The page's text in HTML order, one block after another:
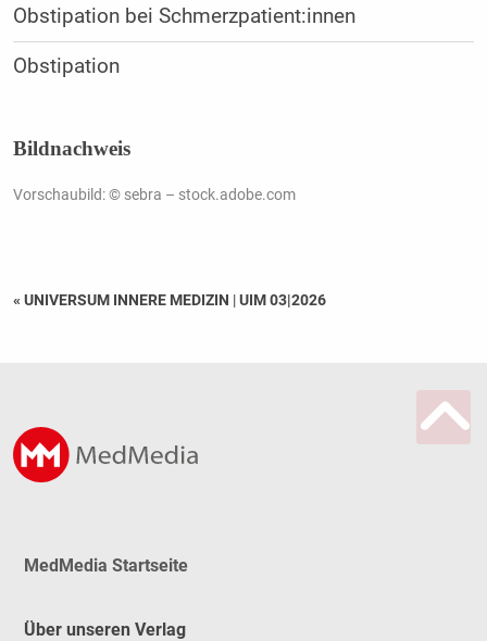
Obstipation bei Schmerzpatient:innen
Obstipation
Bildnachweis
Vorschaubild: © sebra – stock.adobe.com
« UNIVERSUM INNERE MEDIZIN |UIM 03|2026
MedMedia Startseite
Über unseren Verlag